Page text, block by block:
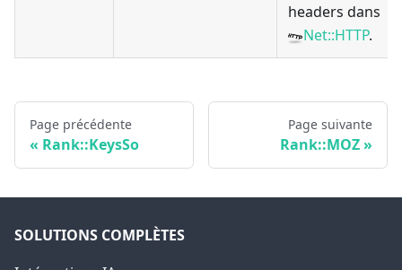
headers dans
Net::HTTP.
Page précédente
Rank::KeysSo
Page suivante
Rank::MOZ
SOLUTIONS COMPLÈTES